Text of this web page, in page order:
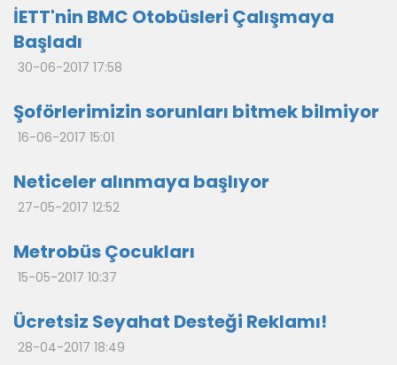
İETT'nin BMC Otobüsleri Çalışmaya
Başladı
30-06-2017 17:58
Şoförlerimizin sorunları bitmek bilmiyor
16-06-2017 15:01
Neticeler alınmaya başlıyor
27-05-2017 12:52
Metrobüs Çocukları
15-05-2017 10:37
Ücretsiz Seyahat Desteği Reklamı!
28-04-2017 18:49